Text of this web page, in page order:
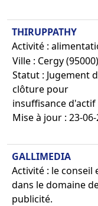
THIRUPPATHY
Activité :
Ville : Cergy (95000)
Statut : Jugement
clôture pour
insuffisance d'actif
Mise à jour : 23-
GALLIMEDIA
Activité : le
dans le domaine
publicité.